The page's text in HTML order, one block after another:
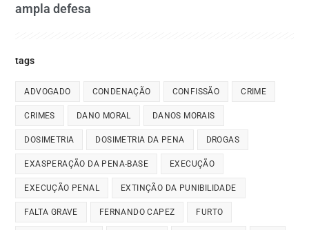
ampla defesa
tags
ADVOGADO CONDENAÇÃO CONFISSÃO CRIME
CRIMES DANO MORAL DANOS MORAIS
DOSIMETRIA DOSIMETRIA DA PENA DROGAS
EXASPERAÇÃO DA PENA-BASE EXECUÇÃO
EXECUÇÃO PENAL EXTINÇÃO DA PUNIBILIDADE
FALTA GRAVE FERNANDO CAPEZ FURTO